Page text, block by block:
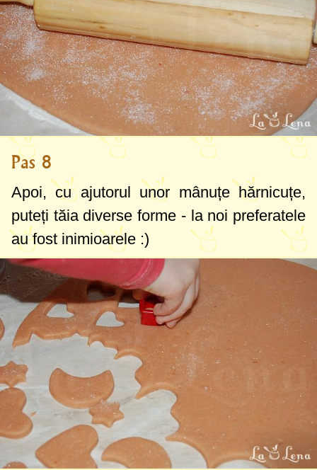
Pas 8
Apoi, cu ajutorul unor mânuțe hărnicuțe,
puteți tăia diverse forme - la noi preferatele
au fost inimioarele :)